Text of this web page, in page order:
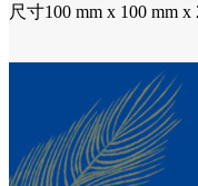
尺寸100 mm x 100 mm